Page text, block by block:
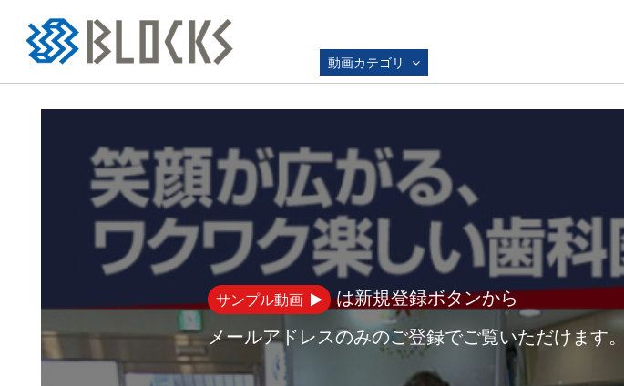
動画カテゴリ
Top DOIT!シリーズ 笑顔が広がる、ワクワク楽しい歯科医院!～やる気と感動が生まれるハッピーワ
サンプル動画
は新規登録ボタンから
メールアドレスのみのご登録でご覧いただけます。